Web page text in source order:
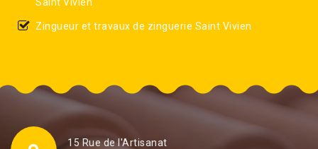
Zingueur et travaux de zinguerie Saint Vivien
15 Rue de l'Artisanat